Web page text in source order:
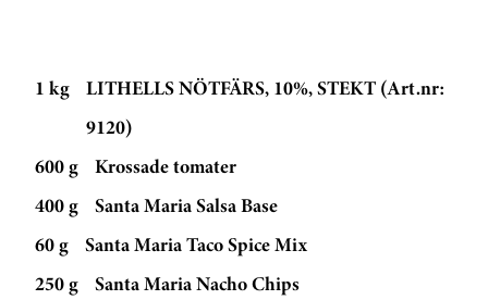
1 kg
LITHELLS NÖTFÄRS, 10%, STEKT (Art.nr:
9120)
600 g
Krossade tomater
400 g
Santa Maria Salsa Base
60 g
Santa Maria Taco Spice Mix
250 g
Santa Maria Nacho Chips